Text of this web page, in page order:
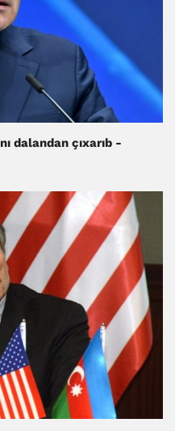
dalandan çıxarıb -